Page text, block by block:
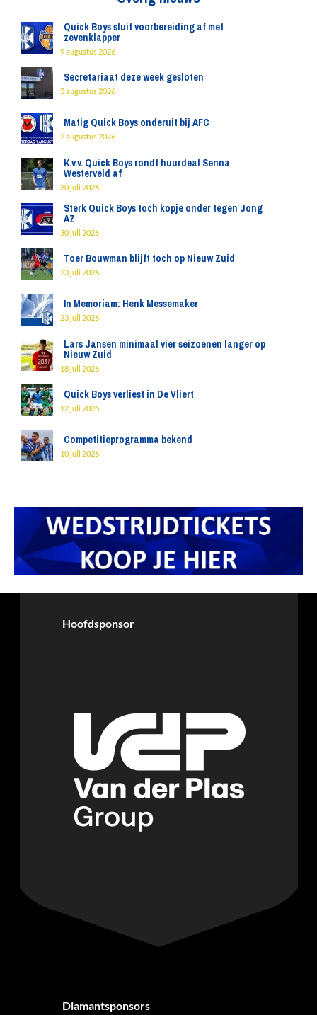
Quick Boys sluit voorbereiding af met
zevenklapper
9 augustus 2026
Secretariaat deze week gesloten
3 augustus 2026
Matig Quick Boys onderuit bij AFC
2 augustus 2026
K.v.v. Quick Boys rondt huurdeal Senna
Westerveld af
30 juli 2026
Sterk Quick Boys toch kopje onder tegen Jong
AZ
30 juli 2026
Toer Bouwman blijft toch op Nieuw Zuid
23 juli 2026
In Memoriam: Henk Messemaker
23 juli 2026
Lars Jansen minimaal vier seizoenen langer op
Nieuw Zuid
18 juli 2026
Quick Boys verliest in De Vliert
12 juli 2026
Competitieprogramma bekend
10 juli 2026
Hoofdsponsor
Diamantsponsors